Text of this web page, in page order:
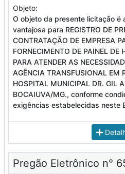
Objeto:
O objeto da presente licitação é
vantajosa para REGISTRO DE
CONTRATAÇÃO DE EMPRESA
FORNECIMENTO DE PAINEL DE
PARA ATENDER AS
AGÊNCIA TRANSFUSIONAL EM
HOSPITAL MUNICIPAL DR. GIL
BOCAIUVA/MG., conforme
exigências estabelecidas neste
Pregão Eletrônico n°